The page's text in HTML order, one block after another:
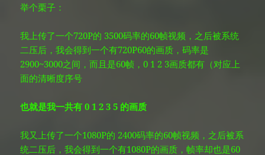
举个栗子：
我上传了一个720P的 3500码率的60帧视频，之后被系统
二压后，我会得到一个有720P60的画质，码率是
2900~3000之间，而且是60帧，0 1 2 3画质都有（对应上
面的清晰度序号
也就是我一共有 0 1 2 3 5 的画质
我又上传了一个1080P的 2400码率的60帧视频，之后被系
统二压后，我会得到一个有1080P的画质，帧率却也是60